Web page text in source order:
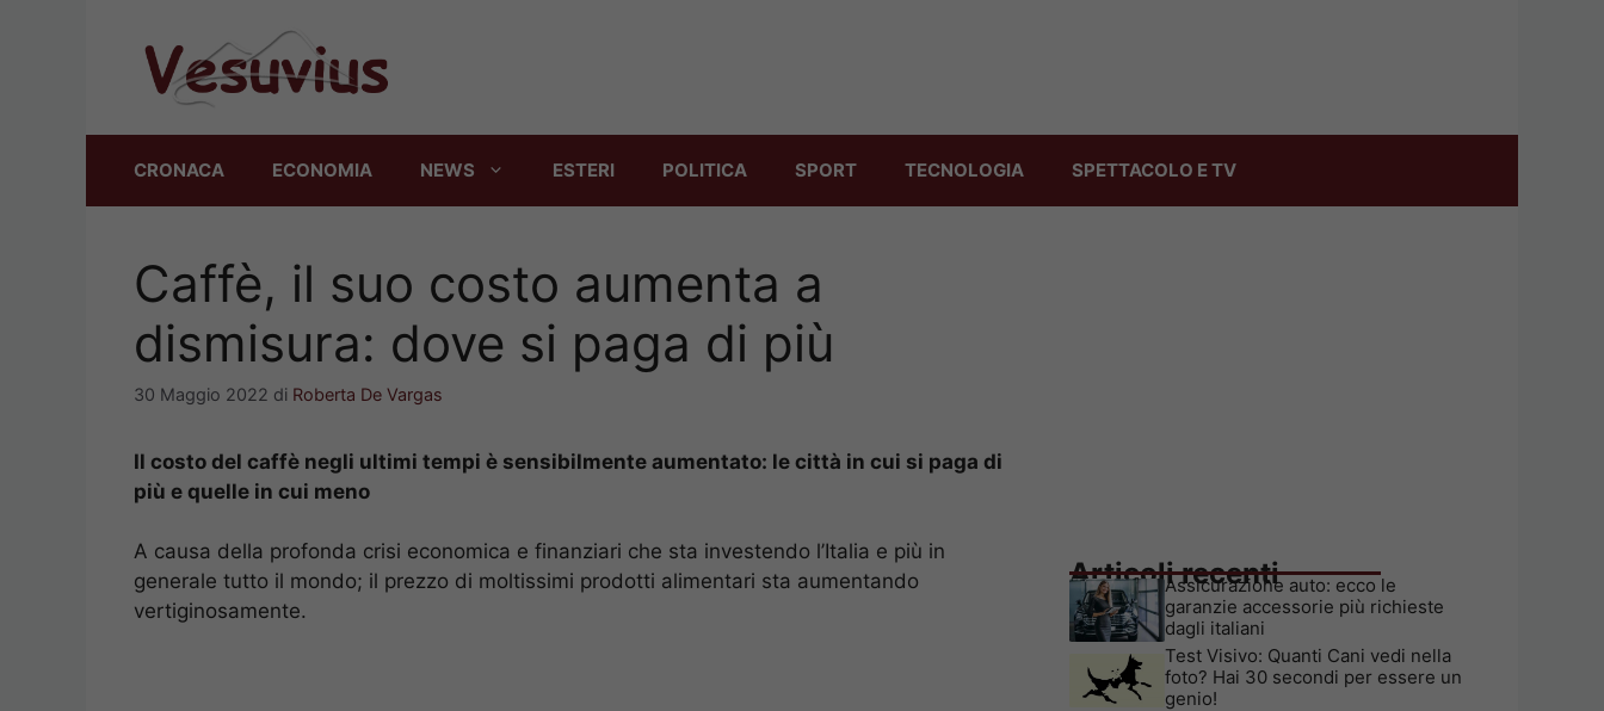
CRONACA ECONOMIA NEWS ESTERI POLITICA SPORT TECNOLOGIA SPETTACOLO E TV
Caffè, il suo costo aumenta a
dismisura: dove si paga di più
30 Maggio 2022 di Roberta De Vargas
Il costo del caffè negli ultimi tempi è sensibilmente aumentato: le città in cui si paga di
più e quelle in cui meno
A causa della profonda crisi economica e finanziari che sta investendo l’Italia e più in
generale tutto il mondo; il prezzo di moltissimi prodotti alimentari sta aumentando
vertiginosamente.
Articoli recenti
Assicurazione auto: ecco le
garanzie accessorie più richieste
dagli italiani
Test Visivo: Quanti Cani vedi nella
foto? Hai 30 secondi per essere un
genio!